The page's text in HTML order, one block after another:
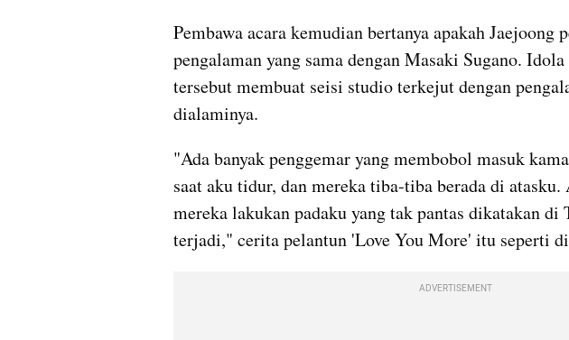
Pembawa acara kemudian bertanya apakah Jaejoong
pengalaman yang sama dengan Masaki Sugano.
tersebut membuat seisi studio terkejut dengan
dialaminya.
"Ada banyak penggemar yang membobol masuk
saat aku tidur, dan mereka tiba-tiba berada di atasku.
mereka lakukan padaku yang tak pantas dikatakan
terjadi," cerita pelantun 'Love You More' itu seperti
ADVERTISEMENT